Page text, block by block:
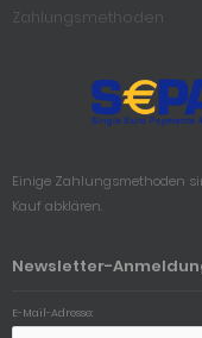
Zahlungsmethoden
Einige Zahlungsmethoden
Kauf abklären.
Newsletter-
E-Mail-Adresse: